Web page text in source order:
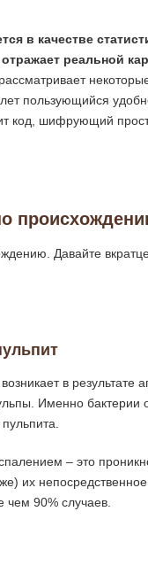
в качестве
реальной
пользующийся
код, шифрующий
Давайте
в результате
Именно бактерии
– это
их
чем 90% случаев.